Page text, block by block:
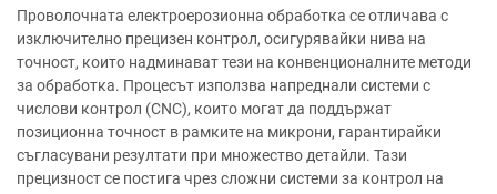
Проволочната електроерозионна обработка се отличава с
изключително прецизен контрол, осигурявайки нива на
точност, които надминават тези на конвенционалните методи
за обработка. Процесът използва напреднали системи с
числови контрол (CNC), които могат да поддържат
позиционна точност в рамките на микрони, гарантирайки
съгласувани резултати при множество детайли. Тази
прецизност се постига чрез сложни системи за контрол на